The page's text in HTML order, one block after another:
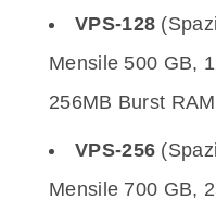
VPS-128
Mensile 500 GB,
256MB Burst
VPS-256
Mensile 700 GB,